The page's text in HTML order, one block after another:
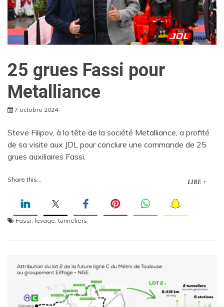
25 grues Fassi pour
Metalliance
7 octobre 2024
Steve Filipov, à la tête de la société Metalliance, a profité
de sa visite aux JDL pour conclure une commande de 25
grues auxiliaires Fassi.
Share this... LIRE +
Fassi, levage,tunneliers